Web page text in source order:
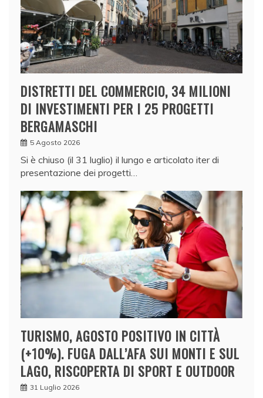
DISTRETTI DEL COMMERCIO, 34 MILIONI
DI INVESTIMENTI PER I 25 PROGETTI
BERGAMASCHI
5 Agosto 2026
Si è chiuso (il 31 luglio) il lungo e articolato iter di
presentazione dei progetti…
TURISMO, AGOSTO POSITIVO IN CITTÀ
(+10%). FUGA DALL’AFA SUI MONTI E SUL
LAGO, RISCOPERTA DI SPORT E OUTDOOR
31 Luglio 2026